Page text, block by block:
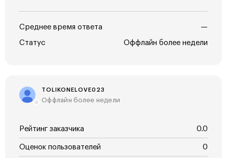
Среднее время ответа —
Статус Оффлайн более недели
TOLIKONELOVE023
Оффлайн более недели
Рейтинг заказчика 0.0
Оценок пользователей 0